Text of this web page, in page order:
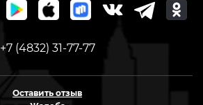
+7 (4832) 31-77-77
Оставить отзыв